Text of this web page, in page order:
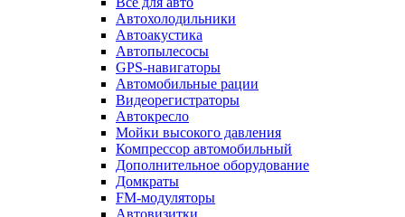
Автохолодильники
Автоакустика
Автопылесосы
GPS-навигаторы
Автомобильные рации
Видеорегистраторы
Автокресло
Мойки высокого давления
Компрессор автомобильный
Дополнительное оборудование
Домкраты
FM-модуляторы
Автовизитки